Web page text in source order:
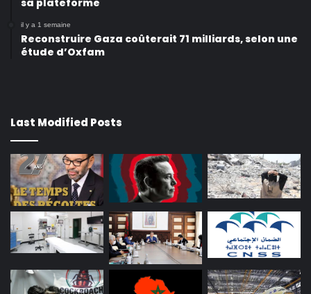
il y a 1 semaine
Reconstruire Gaza coûterait 71 milliards, selon une
étude d’Oxfam
Last Modified Posts